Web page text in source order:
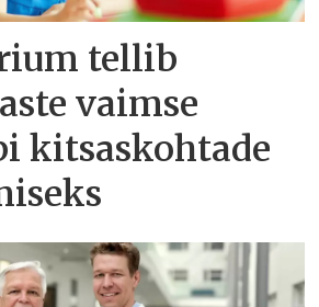
tellib
vaimse
kitsaskohtade